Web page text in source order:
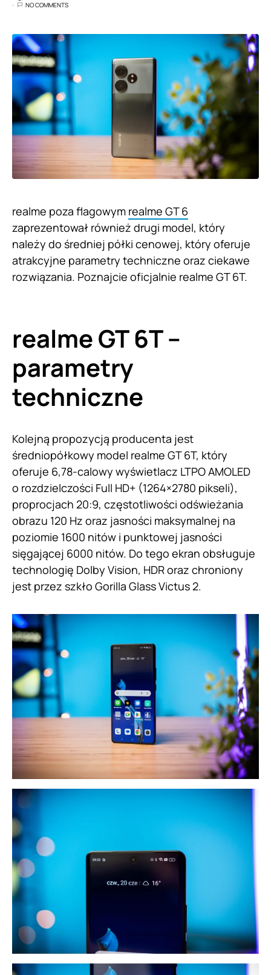
NO COMMENTS
realme poza flagowym realme GT 6
zaprezentował również drugi model, który
należy do średniej półki cenowej, który oferuje
atrakcyjne parametry techniczne oraz ciekawe
rozwiązania. Poznajcie oficjalnie realme GT 6T.
realme GT 6T –
parametry
techniczne
Kolejną propozycją producenta jest
średniopółkowy model realme GT 6T, który
oferuje 6,78-calowy wyświetlacz LTPO AMOLED
o rozdzielczości Full HD+ (1264×2780 pikseli),
proprocjach 20:9, częstotliwości odświeżania
obrazu 120 Hz oraz jasności maksymalnej na
poziomie 1600 nitów i punktowej jasności
sięgającej 6000 nitów. Do tego ekran obsługuje
technologię Dolby Vision, HDR oraz chroniony
jest przez szkło Gorilla Glass Victus 2.